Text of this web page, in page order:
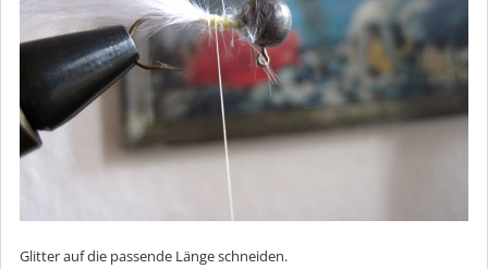
Glitter auf die passende Länge schneiden.